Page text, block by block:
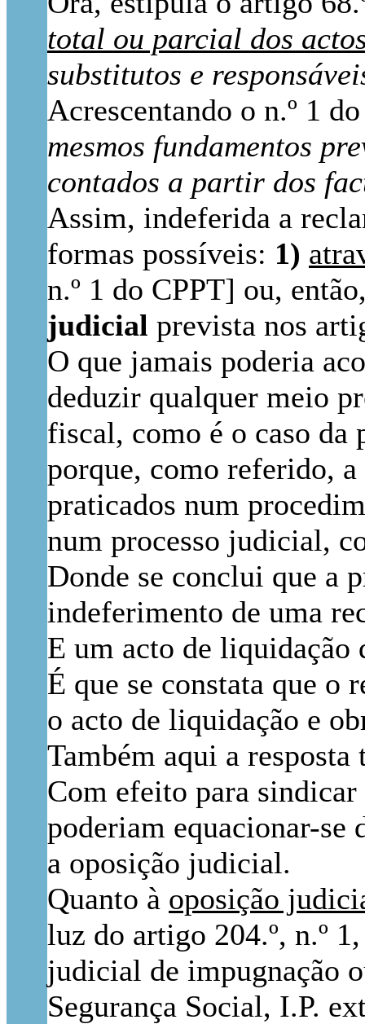
total ou parcial dos
substitutos e
Acrescentando o n.º 1
mesmos fundamentos
contados a partir dos
Assim, indeferida a
formas possíveis: 1)
n.º 1 do CPPT] ou,
judicial prevista nos
O que jamais poderia
deduzir qualquer meio
fiscal, como é o caso da
porque, como referido,
praticados num
num processo judicial,
Donde se conclui que a
indeferimento de uma
E um acto de liquidação
É que se constata que o
o acto de liquidação e
Também aqui a
Com efeito para
poderiam equacionar-se
a oposição judicial.
Quanto à oposição
luz do artigo 204.º, n.º
judicial de impugnação
Segurança Social, I.P.